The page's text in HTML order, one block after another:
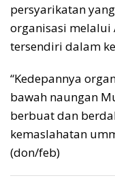
persyarikatan
organisasi melalui
tersendiri dalam
“Kedepannya
bawah naungan
berbuat dan
kemaslahatan
(don/feb)